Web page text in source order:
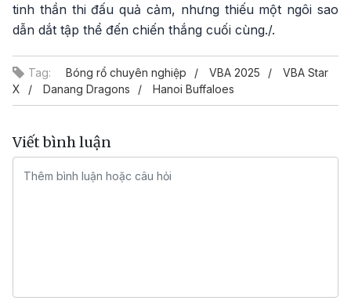
tinh thần thi đấu quả cảm, nhưng thiếu một ngôi sao
dẫn dắt tập thể đến chiến thắng cuối cùng./.
Tag: Bóng rổ chuyên nghiệp VBA 2025
VBA Star
X
Danang Dragons Hanoi Buffaloes
Viết bình luận